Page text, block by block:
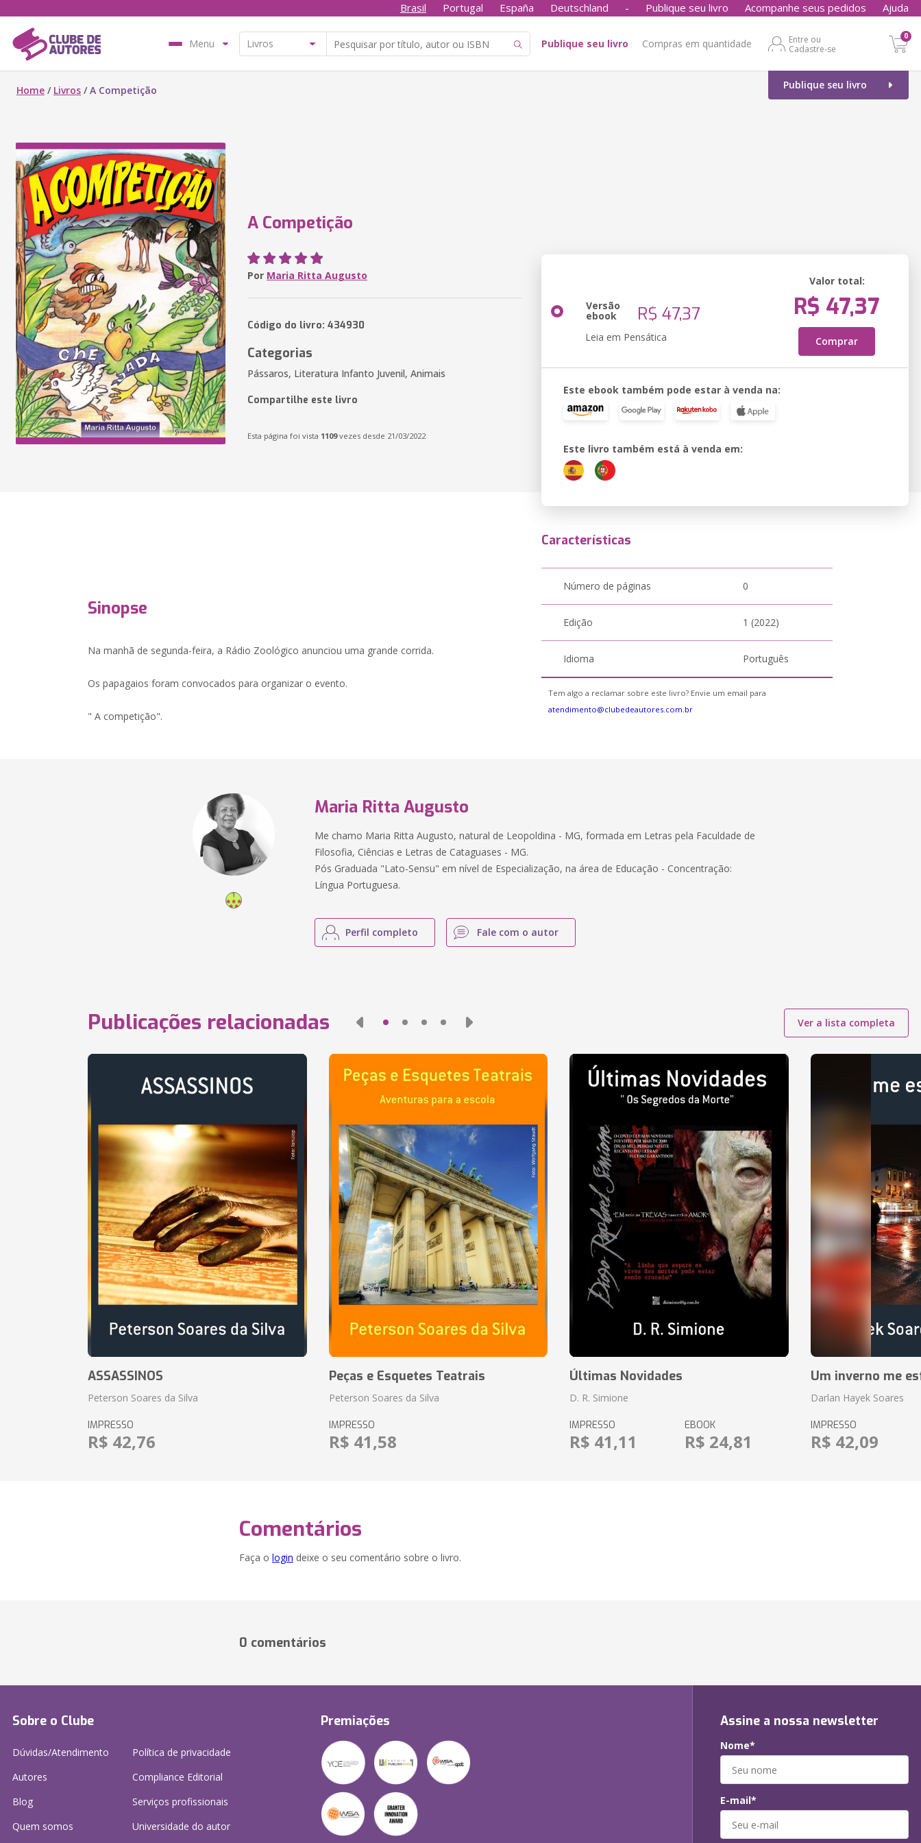
Brasil Portugal España Deutschland - Publique seu livro Acompanhe seus pedidos Ajuda
Menu Publique seu livro Compras em quantidade
Entre ou
Cadastre-se
0
Publique seu livro
Home / Livros /A Competição
A Competição
Por Maria Ritta Augusto
Código do livro: 434930
Categorias
Pássaros, Literatura Infanto Juvenil, Animais
Compartilhe este livro
Esta página foi vista 1109vezes desde 21/03/2022
Versão
ebook R$ 47,37
Leia em Pensática
Valor total:
R$ 47,37
Comprar
Este ebook também pode estar à venda na:
Este livro também está à venda em:
Sinopse
Na manhã de segunda-feira, a Rádio Zoológico anunciou uma grande corrida.
Os papagaios foram convocados para organizar o evento.
" A competição".
Características
Número de páginas 0
Edição 1 (2022)
Idioma Português
Tem algo a reclamar sobre este livro? Envie um email para
atendimento@clubedeautores.com.br
Maria Ritta Augusto
Me chamo Maria Ritta Augusto, natural de Leopoldina - MG, formada em Letras pela Faculdade de
Filosofia, Ciências e Letras de Cataguases - MG.
Pós Graduada "Lato-Sensu" em nível de Especialização, na área de Educação - Concentração:
Língua Portuguesa.
Perfil completo Fale com o autor
Publicações relacionadas Ver a lista completa
ASSASSINOS
Peterson Soares da Silva
IMPRESSO
R$ 42,76
Peças e Esquetes Teatrais
Peterson Soares da Silva
IMPRESSO
R$ 41,58
Últimas Novidades
D. R. Simione
IMPRESSO
R$ 41,11
EBOOK
R$ 24,81
Um inverno me
Darlan Hayek Soares
IMPRESSO
R$ 42,09
Comentários
Faça o login deixe o seu comentário sobre o livro.
0 comentários
Sobre o Clube
Dúvidas/Atendimento
Autores
Blog
Quem somos
Política de privacidade
Compliance Editorial
Serviços profissionais
Universidade do autor
Premiações Assine a nossa newsletter
Nome*
E-mail*